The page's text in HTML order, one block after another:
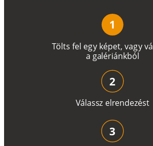
Tölts fel egy képet, vagyvá
a galériánkból
1
Válassz elrendezést
2
3